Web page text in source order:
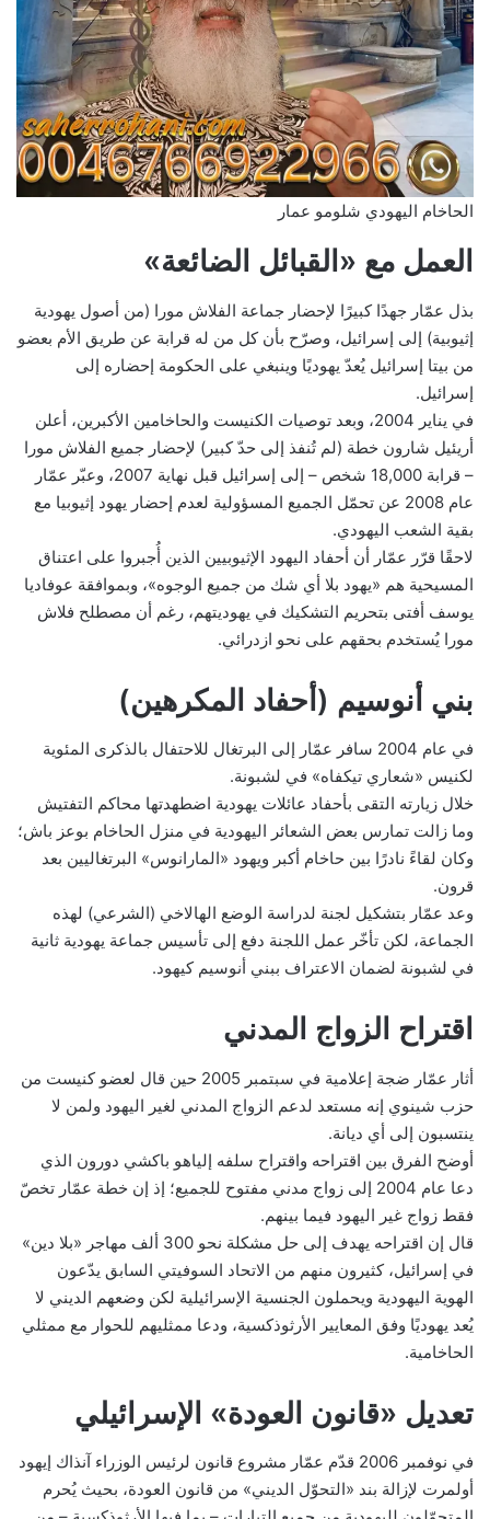
الحاخام اليهودي شلومو عمار
العمل مع «القبائل الضائعة»
بذل عمّار جهدًا كبيرًا لإحضار جماعة الفلاش مورا (من أصول يهودية
إثيوبية) إلى إسرائيل، وصرّح بأن كل من له قرابة عن طريق الأم بعضو
من بيتا إسرائيل يُعدّ يهوديًا وينبغي على الحكومة إحضاره إلى
إسرائيل.
في يناير 2004، وبعد توصيات الكنيست والحاخامين الأكبرين، أعلن
أريئيل شارون خطة (لم تُنفذ إلى حدّ كبير) لإحضار جميع الفلاش مورا
– قرابة 18,000 شخص – إلى إسرائيل قبل نهاية 2007، وعبّر عمّار
عام 2008 عن تحمّل الجميع المسؤولية لعدم إحضار يهود إثيوبيا مع
بقية الشعب اليهودي.
لاحقًا قرّر عمّار أن أحفاد اليهود الإثيوبيين الذين أُجبروا على اعتناق
المسيحية هم «يهود بلا أي شك من جميع الوجوه»، وبموافقة عوفاديا
يوسف أفتى بتحريم التشكيك في يهوديتهم، رغم أن مصطلح فلاش
مورا يُستخدم بحقهم على نحو ازدرائي.
بني أنوسيم (أحفاد المكرهين)
في عام 2004 سافر عمّار إلى البرتغال للاحتفال بالذكرى المئوية
لكنيس «شعاري تيكفاه» في لشبونة.
خلال زيارته التقى بأحفاد عائلات يهودية اضطهدتها محاكم التفتيش
وما زالت تمارس بعض الشعائر اليهودية في منزل الحاخام بوعز باش؛
وكان لقاءً نادرًا بين حاخام أكبر ويهود «المارانوس» البرتغاليين بعد
قرون.
وعد عمّار بتشكيل لجنة لدراسة الوضع الهالاخي (الشرعي) لهذه
الجماعة، لكن تأخّر عمل اللجنة دفع إلى تأسيس جماعة يهودية ثانية
في لشبونة لضمان الاعتراف ببني أنوسيم كيهود.
اقتراح الزواج المدني
أثار عمّار ضجة إعلامية في سبتمبر 2005 حين قال لعضو كنيست من
حزب شينوي إنه مستعد لدعم الزواج المدني لغير اليهود ولمن لا
ينتسبون إلى أي ديانة.
أوضح الفرق بين اقتراحه واقتراح سلفه إلياهو باكشي دورون الذي
دعا عام 2004 إلى زواج مدني مفتوح للجميع؛ إذ إن خطة عمّار تخصّ
فقط زواج غير اليهود فيما بينهم.
قال إن اقتراحه يهدف إلى حل مشكلة نحو 300 ألف مهاجر «بلا دين»
في إسرائيل، كثيرون منهم من الاتحاد السوفيتي السابق يدّعون
الهوية اليهودية ويحملون الجنسية الإسرائيلية لكن وضعهم الديني لا
يُعد يهوديًا وفق المعايير الأرثوذكسية، ودعا ممثليهم للحوار مع ممثلي
الحاخامية.
تعديل «قانون العودة» الإسرائيلي
في نوفمبر 2006 قدّم عمّار مشروع قانون لرئيس الوزراء آنذاك إيهود
أولمرت لإزالة بند «التحوّل الديني» من قانون العودة، بحيث يُحرم